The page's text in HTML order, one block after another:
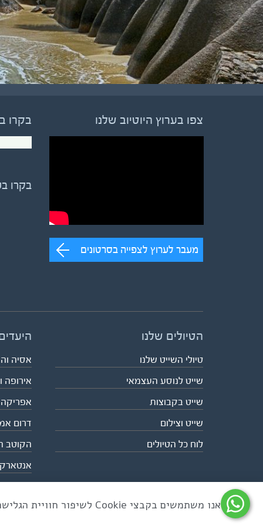
צפו בערוץ היוטיוב שלנו
מעבר לערוץ לצפייה בסרטונים
בקרו
בקרו
הטיולים שלנו
טיולי השייט שלנו
שייט לנוסע העצמאי
שייט בקבוצות
שייט וצילום
לוח כל הטיולים
אסיה
אירופה
אפריקה
דרום
הקוטב
כל הזכויות שמורות לאקו טיולי שטח | טלפון 03-6879090 | פקס 03-6879099 |
אנו משתמשים בקבצי Cookie לשיפור חוויית הגלישה ולניתוח שימוש באתר